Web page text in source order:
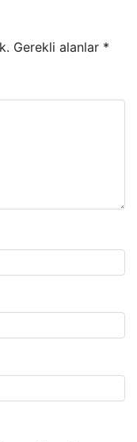
Gerekli alanlar *